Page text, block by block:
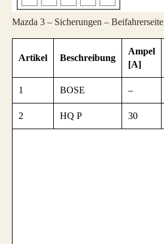
Mazda 3 – Sicherungen – Beifahrerseite
Artikel Beschreibung
Ampel
[A]
1 BOSE –
2 HQ P 30